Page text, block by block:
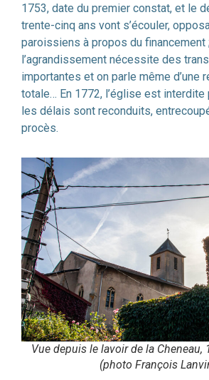
1753, date du premier constat, et le
trente-cinq ans vont s’écouler,
paroissiens à propos du financement
l’agrandissement nécessite des
importantes et on parle même d’une
totale… En 1772, l’église est interdite
les délais sont reconduits,
procès.
Vue depuis le lavoir de la Cheneau,
(photo François